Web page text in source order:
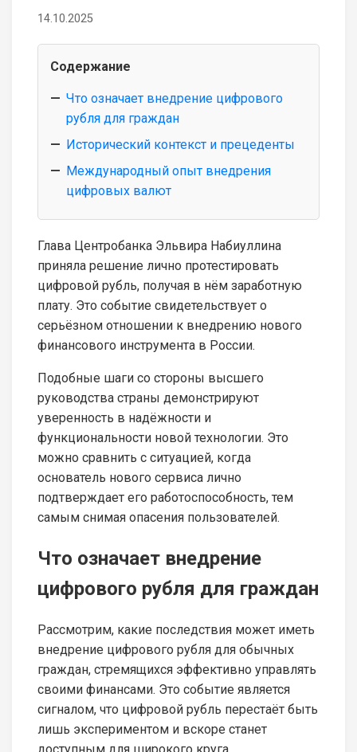
14.10.2025
Содержание
Что означает внедрение цифрового
рубля для граждан
Исторический контекст и прецеденты
Международный опыт внедрения
цифровых валют
Глава Центробанка Эльвира Набиуллина
приняла решение лично протестировать
цифровой рубль, получая в нём заработную
плату. Это событие свидетельствует о
серьёзном отношении к внедрению нового
финансового инструмента в России.
Подобные шаги со стороны высшего
руководства страны демонстрируют
уверенность в надёжности и
функциональности новой технологии. Это
можно сравнить с ситуацией, когда
основатель нового сервиса лично
подтверждает его работоспособность, тем
самым снимая опасения пользователей.
Что означает внедрение
цифрового рубля для граждан
Рассмотрим, какие последствия может иметь
внедрение цифрового рубля для обычных
граждан, стремящихся эффективно управлять
своими финансами. Это событие является
сигналом, что цифровой рубль перестаёт быть
лишь экспериментом и вскоре станет